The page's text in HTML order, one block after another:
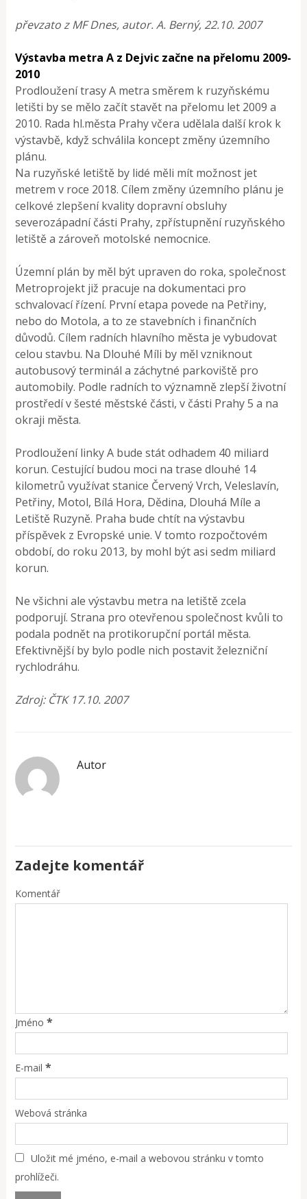
převzato z MF Dnes, autor. A. Berný, 22.10. 2007
Výstavba metra A z Dejvic začne na přelomu 2009-
2010
Prodloužení trasy A metra směrem k ruzyňskému
letišti by se mělo začít stavět na přelomu let 2009 a
2010. Rada hl.města Prahy včera udělala další krok k
výstavbě, když schválila koncept změny územního
plánu.
Na ruzyňské letiště by lidé měli mít možnost jet
metrem v roce 2018. Cílem změny územního plánu je
celkové zlepšení kvality dopravní obsluhy
severozápadní části Prahy, zpřístupnění ruzyňského
letiště a zároveň motolské nemocnice.
Územní plán by měl být upraven do roka, společnost
Metroprojekt již pracuje na dokumentaci pro
schvalovací řízení. První etapa povede na Petřiny,
nebo do Motola, a to ze stavebních i finančních
důvodů. Cílem radních hlavního města je vybudovat
celou stavbu. Na Dlouhé Míli by měl vzniknout
autobusový terminál a záchytné parkoviště pro
automobily. Podle radních to významně zlepší životní
prostředí v šesté městské části, v části Prahy 5 a na
okraji města.
Prodloužení linky A bude stát odhadem 40 miliard
korun. Cestující budou moci na trase dlouhé 14
kilometrů využívat stanice Červený Vrch, Veleslavín,
Petřiny, Motol, Bílá Hora, Dědina, Dlouhá Míle a
Letiště Ruzyně. Praha bude chtít na výstavbu
příspěvek z Evropské unie. V tomto rozpočtovém
období, do roku 2013, by mohl být asi sedm miliard
korun.
Ne všichni ale výstavbu metra na letiště zcela
podporují. Strana pro otevřenou společnost kvůli to
podala podnět na protikorupční portál města.
Efektivnější by bylo podle nich postavit železniční
rychlodráhu.
Zdroj: ČTK 17.10. 2007
Autor
Zadejte komentář
Komentář
Jméno *
E-mail *
Webová stránka
Uložit mé jméno, e-mail a webovou stránku v tomto
prohlížeči.